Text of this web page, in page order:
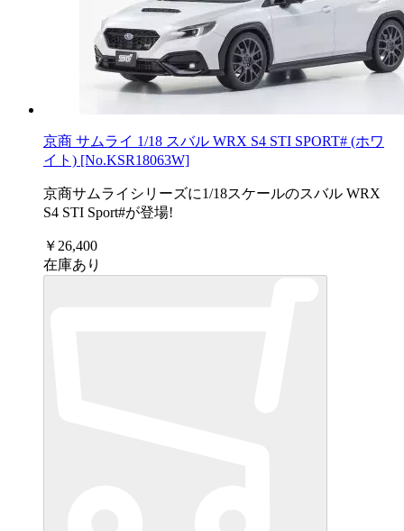
京商 サムライ 1/18 スバル WRX S4 STI SPORT# (ホワ
イト) [No.KSR18063W]
京商サムライシリーズに1/18スケールのスバル WRX
S4 STI Sport#が登場!
￥26,400
在庫あり